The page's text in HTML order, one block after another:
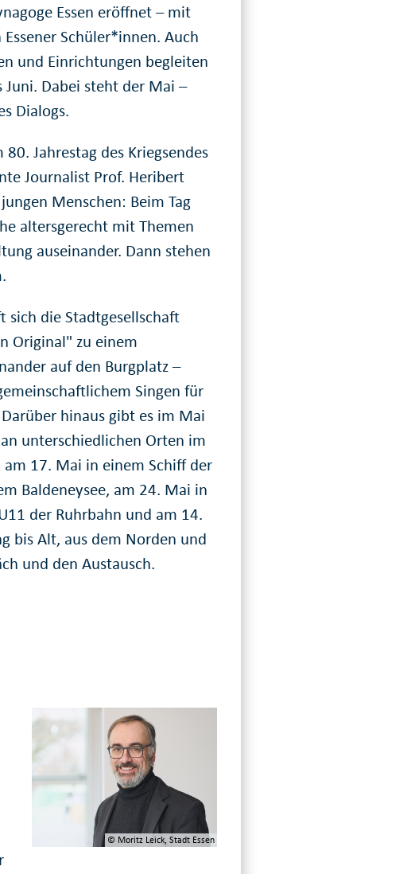
Essen eröffnet – mit
Schüler*innen. Auch
und Einrichtungen begleiten
Juni. Dabei steht der Mai –
Dialogs.
Jahrestag des Kriegsendes
Journalist Prof. Heribert
Menschen: Beim Tag
altersgerecht mit Themen
auseinander. Dann stehen
die Stadtgesellschaft
Original" zu einem
auf den Burgplatz –
Singen für
hinaus gibt es im Mai
unterschiedlichen Orten im
am 17. Mai in einem Schiff der
Baldeneysee, am 24. Mai in
der Ruhrbahn und am 14.
bis Alt, aus dem Norden und
und den Austausch.
© Moritz Leick, Stadt Essen